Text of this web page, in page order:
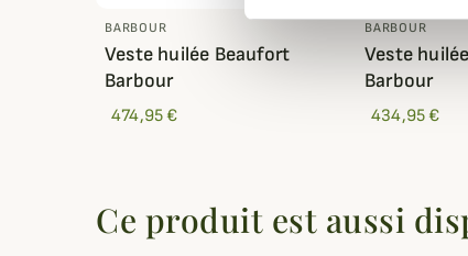
BARBOUR
Veste huilée Beaufort
Barbour
474,95 €
BARBOUR
Veste
Barbour
434,95 €
Ce produit est aussi